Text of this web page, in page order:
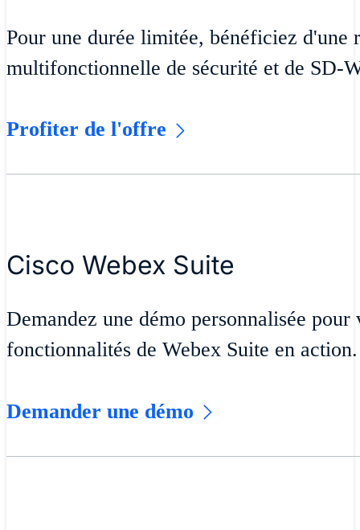
Pour une durée limitée, bénéficiez d'une
multifonctionnelle de sécurité et de SD-
Profiter de l'offre
Cisco Webex Suite
Demandez une démo personnalisée pour
fonctionnalités de Webex Suite en action.
Demander une démo